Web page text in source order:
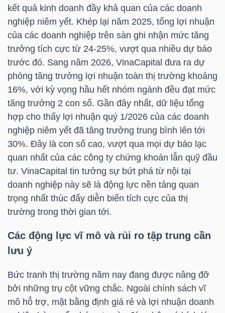
kết quả kinh doanh đầy khả quan của các doanh
nghiệp niêm yết. Khép lại năm 2025, tổng lợi nhuận
của các doanh nghiệp trên sàn ghi nhận mức tăng
trưởng tích cực từ 24-25%, vượt qua nhiều dự báo
trước đó. Sang năm 2026, VinaCapital đưa ra dự
phóng tăng trưởng lợi nhuận toàn thị trường khoảng
16%, với kỳ vọng hầu hết nhóm ngành đều đạt mức
tăng trưởng 2 con số. Gần đây nhất, dữ liệu tổng
hợp cho thấy lợi nhuận quý 1/2026 của các doanh
nghiệp niêm yết đã tăng trưởng trung bình lên tới
30%. Đây là con số cao, vượt qua mọi dự báo lạc
quan nhất của các công ty chứng khoán lẫn quỹ đầu
tư. VinaCapital tin tưởng sự bứt phá từ nội tại
doanh nghiệp này sẽ là động lực nền tảng quan
trọng nhất thúc đẩy diễn biến tích cực của thị
trường trong thời gian tới.
Các động lực vĩ mô và rủi ro tập trung cần
lưu ý
Bức tranh thị trường năm nay đang được nâng đỡ
bởi những trụ cột vững chắc. Ngoài chính sách vĩ
mô hỗ trợ, mặt bằng định giá rẻ và lợi nhuận doanh
NĂNG
LƯỢNG
NGUYÊN
VẬT
CÔNG
NGHIỆP
DÙNG
KHÔNG
THIẾT